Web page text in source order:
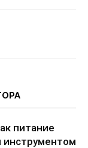
питание
инструментом